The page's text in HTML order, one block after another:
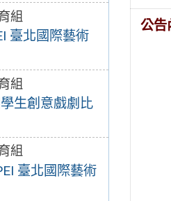
組
臺北國際藝術
組
生創意戲劇比
組
臺北國際藝術
公告